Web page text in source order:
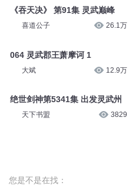
《吞天决》 第91集 灵武巅峰
喜道公子 26.1万
064 灵武郡王萧摩诃 1
大斌 12.9万
绝世剑神第5341集 出发灵武州
天下书盟 3829
您是不是在找：